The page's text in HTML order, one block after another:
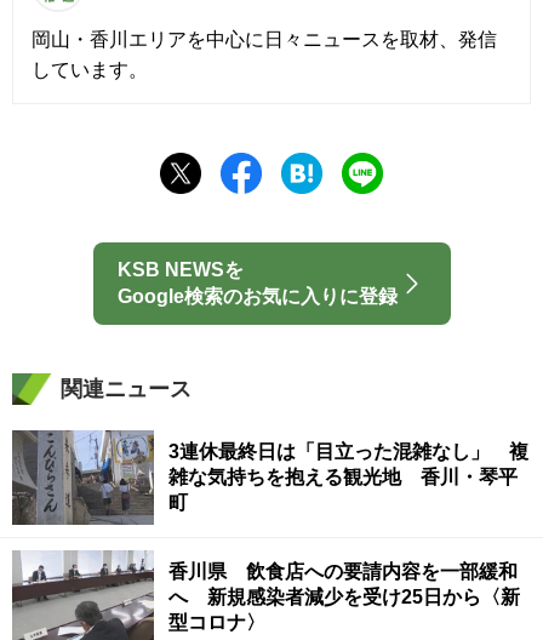
岡山・香川エリアを中心に日々ニュースを取材、発信
しています。
KSB NEWSを
Google検索のお気に入りに登録
関連ニュース
3連休最終日は「目立った混雑なし」 複
雑な気持ちを抱える観光地 香川・琴平
町
香川県 飲食店への要請内容を一部緩和
へ 新規感染者減少を受け25日から〈新
型コロナ〉